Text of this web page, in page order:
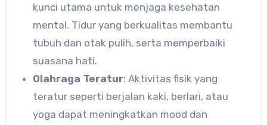
kunci utama untuk menjaga kesehatan
mental. Tidur yang berkualitas membantu
tubuh dan otak pulih, serta memperbaiki
suasana hati.
Olahraga Teratur: Aktivitas fisik yang
teratur seperti berjalan kaki, berlari, atau
yoga dapat meningkatkan mood dan